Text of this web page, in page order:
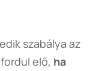
szabálya az
elő, ha